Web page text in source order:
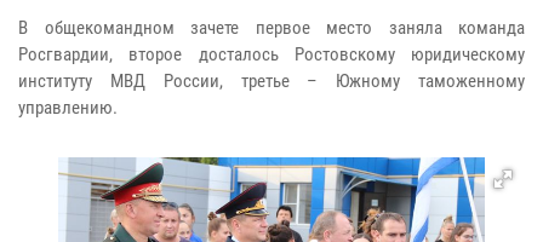
В общекомандном зачете первое место заняла команда
Росгвардии, второе досталось Ростовскому юридическому
институту МВД России, третье – Южному таможенному
управлению.